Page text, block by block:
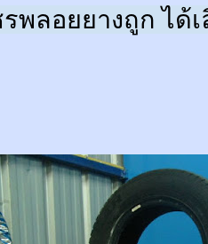
พลอยยางถูก ได้